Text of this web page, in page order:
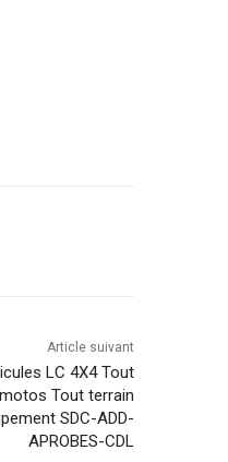
Article suivant
LC 4X4 Tout
Tout terrain
SDC-ADD-
APROBES-CDL